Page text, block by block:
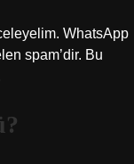
WhatsApp
spam’dir. Bu